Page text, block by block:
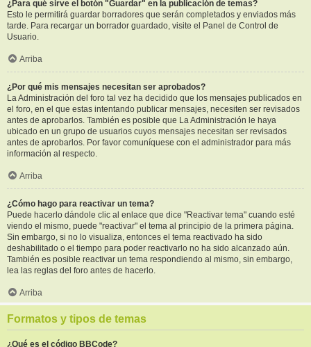
¿Para qué sirve el botón "Guardar" en la publicación de temas?
Esto le permitirá guardar borradores que serán completados y enviados más
tarde. Para recargar un borrador guardado, visite el Panel de Control de
Usuario.
Arriba
¿Por qué mis mensajes necesitan ser aprobados?
La Administración del foro tal vez ha decidido que los mensajes publicados en
el foro, en el que estas intentando publicar mensajes, necesiten ser revisados
antes de aprobarlos. También es posible que La Administración le haya
ubicado en un grupo de usuarios cuyos mensajes necesitan ser revisados
antes de aprobarlos. Por favor comuníquese con el administrador para más
información al respecto.
Arriba
¿Cómo hago para reactivar un tema?
Puede hacerlo dándole clic al enlace que dice "Reactivar tema" cuando esté
viendo el mismo, puede "reactivar" el tema al principio de la primera página.
Sin embargo, si no lo visualiza, entonces el tema reactivado ha sido
deshabilitado o el tiempo para poder reactivarlo no ha sido alcanzado aún.
También es posible reactivar un tema respondiendo al mismo, sin embargo,
lea las reglas del foro antes de hacerlo.
Arriba
Formatos y tipos de temas
¿Qué es el código BBCode?